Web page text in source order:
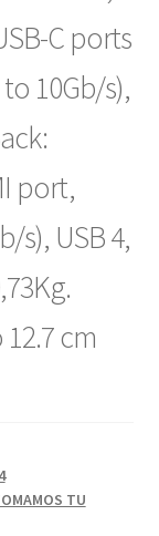
C ports
10Gb/s),
port,
s), USB 4,
cm
TU